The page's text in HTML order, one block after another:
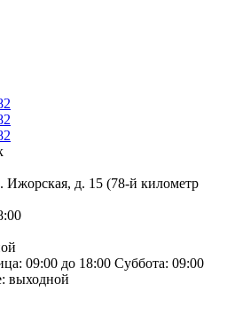
Ижорская, д. 15 (78-й километр
09:00 до 18:00 Суббота: 09:00
выходной